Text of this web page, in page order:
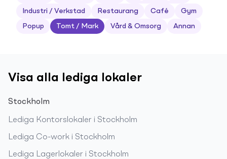
Industri / Verkstad Restaurang Café Gym
Popup Tomt / Mark Vård & Omsorg Annan
Visa alla lediga lokaler
Stockholm
Lediga Kontorslokaler i Stockholm
Lediga Co-work i Stockholm
Lediga Lagerlokaler i Stockholm